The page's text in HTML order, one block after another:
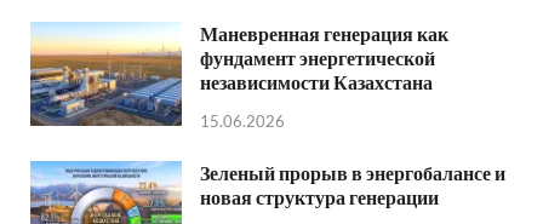
Маневренная генерация как
фундамент энергетической
независимости Казахстана
15.06.2026
Зеленый прорыв в энергобалансе и
новая структура генерации